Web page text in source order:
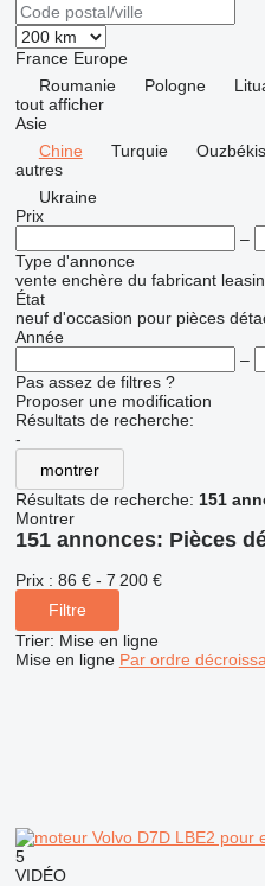
France Europe
Roumanie
Pologne
tout afficher
Asie
Chine
Turquie
autres
Ukraine
Prix
–
Type d'annonce
vente enchère du fabricant
État
neuf d'occasion pour pièces
Année
–
Pas assez de filtres ?
Proposer une modification
Résultats de recherche:
-
montrer
Résultats de recherche: 151
Montrer
151 annonces: Pièces
Prix : 86 € - 7 200 €
Filtre
Trier: Mise en ligne
Mise en ligne Par ordre
5
VIDÉO